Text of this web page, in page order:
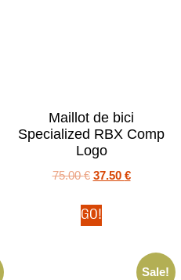
Maillot de bici
Specialized RBX Comp
Logo
75.00€ 37.50 €
GO!
Sale!